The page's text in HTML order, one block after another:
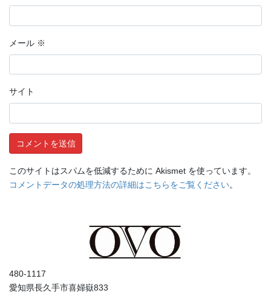
メール ※
サイト
このサイトはスパムを低減するために Akismet を使っています。
コメントデータの処理方法の詳細はこちらをご覧ください。
480-1117
愛知県長久手市喜婦嶽833